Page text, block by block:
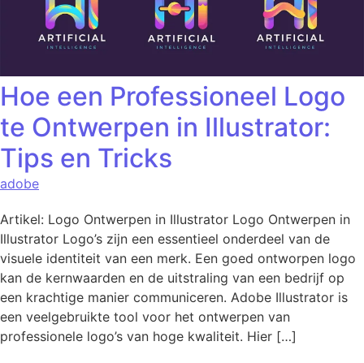
Hoe een Professioneel Logo
te Ontwerpen in Illustrator:
Tips en Tricks
adobe
Artikel: Logo Ontwerpen in Illustrator Logo Ontwerpen in
Illustrator Logo’s zijn een essentieel onderdeel van de
visuele identiteit van een merk. Een goed ontworpen logo
kan de kernwaarden en de uitstraling van een bedrijf op
een krachtige manier communiceren. Adobe Illustrator is
een veelgebruikte tool voor het ontwerpen van
professionele logo’s van hoge kwaliteit. Hier […]